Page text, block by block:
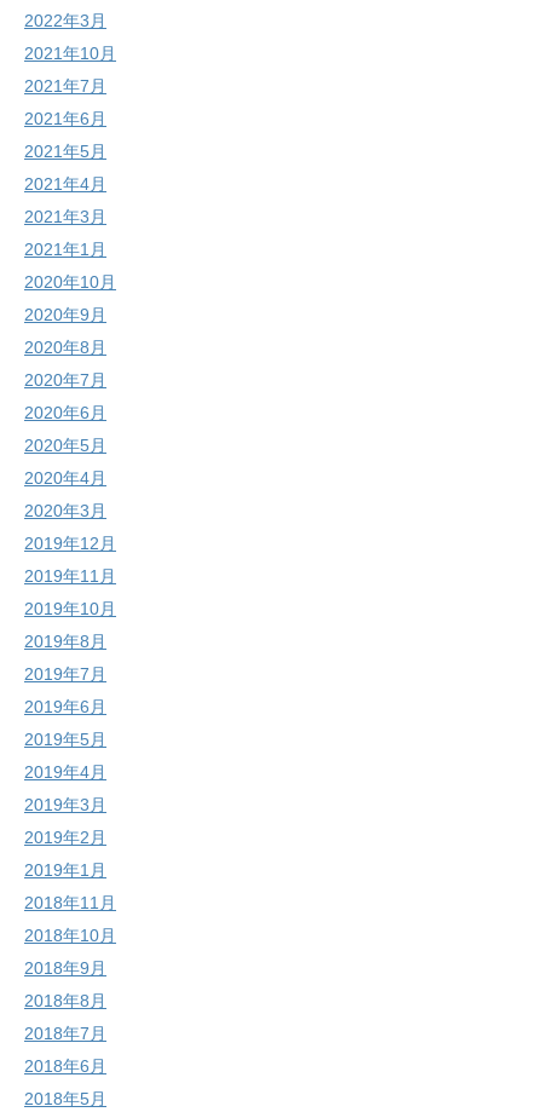
2022年3月
2021年10月
2021年7月
2021年6月
2021年5月
2021年4月
2021年3月
2021年1月
2020年10月
2020年9月
2020年8月
2020年7月
2020年6月
2020年5月
2020年4月
2020年3月
2019年12月
2019年11月
2019年10月
2019年8月
2019年7月
2019年6月
2019年5月
2019年4月
2019年3月
2019年2月
2019年1月
2018年11月
2018年10月
2018年9月
2018年8月
2018年7月
2018年6月
2018年5月